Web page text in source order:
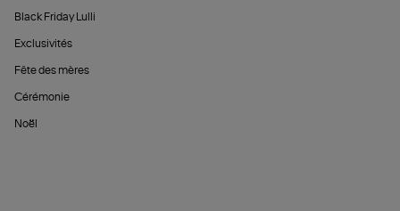
Black Friday Lulli
Exclusivités
Fête des mères
Cérémonie
Noël